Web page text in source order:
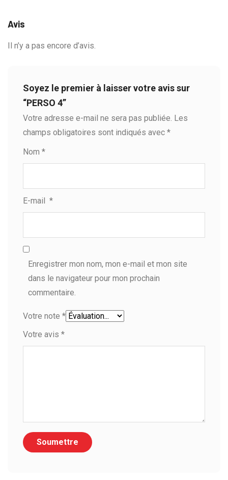
Avis
Il n’y a pas encore d’avis.
Soyez le premier à laisser votre avis sur
“PERSO 4”
Votre adresse e-mail ne sera pas publiée. Les
champs obligatoires sont indiqués avec *
Nom *
E-mail *
Enregistrer mon nom, mon e-mail et mon site
dans le navigateur pour mon prochain
commentaire.
Votre note *
Votre avis *